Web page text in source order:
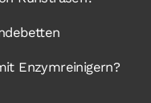
Enzymreinigern?